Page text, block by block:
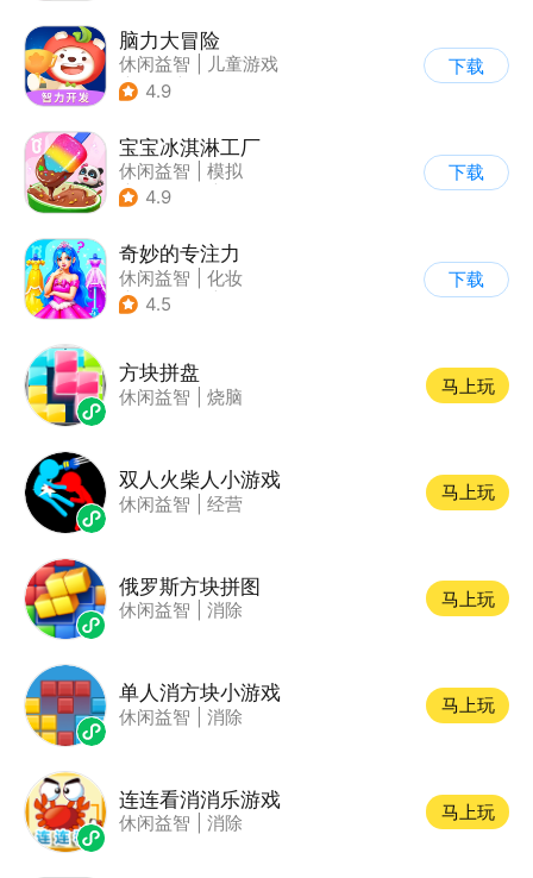
脑力大冒险
休闲益智
儿童游戏
| 卡通
4.9
下载
宝宝冰淇淋工厂
休闲益智
模拟
| 宝宝巴士
4.9
下载
奇妙的专注力
休闲益智
化妆
| 宝宝巴士
4.5
下载
方块拼盘
休闲益智 烧脑
马上玩
双人火柴人小游戏
休闲益智 经营
马上玩
俄罗斯方块拼图
休闲益智 消除
马上玩
单人消方块小游戏
休闲益智 消除
马上玩
连连看消消乐游戏
休闲益智 消除
马上玩